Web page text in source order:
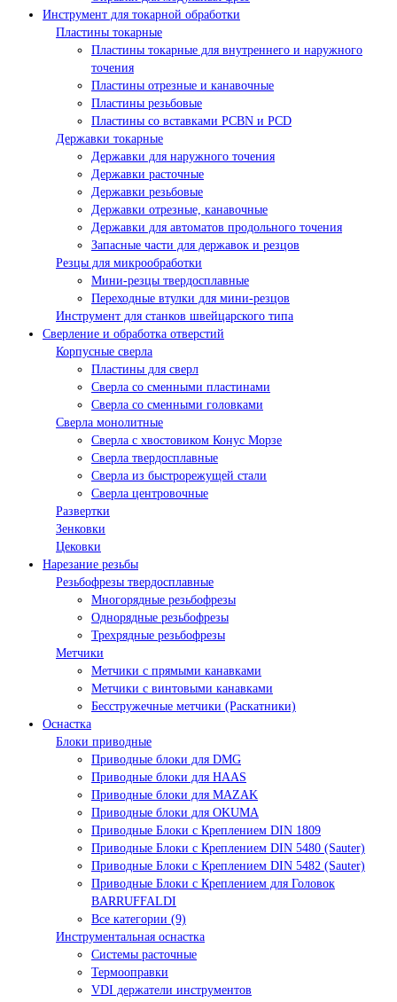
Инструмент для токарной обработки
Пластины токарные
Пластины токарные для внутреннего и наружного
точения
Пластины отрезные и канавочные
Пластины резьбовые
Пластины со вставками PCBN и PCD
Державки токарные
Державки для наружного точения
Державки расточные
Державки резьбовые
Державки отрезные, канавочные
Державки для автоматов продольного точения
Запасные части для державок и резцов
Резцы для микрообработки
Мини-резцы твердосплавные
Переходные втулки для мини-резцов
Инструмент для станков швейцарского типа
Сверление и обработка отверстий
Корпусные сверла
Пластины для сверл
Сверла со сменными пластинами
Сверла со сменными головками
Сверла монолитные
Сверла с хвостовиком Конус Морзе
Сверла твердосплавные
Сверла из быстрорежущей стали
Сверла центровочные
Развертки
Зенковки
Цековки
Нарезание резьбы
Резьбофрезы твердосплавные
Многорядные резьбофрезы
Однорядные резьбофрезы
Трехрядные резьбофрезы
Метчики
Метчики с прямыми канавками
Метчики с винтовыми канавками
Бесстружечные метчики (Раскатники)
Оснастка
Блоки приводные
Приводные блоки для DMG
Приводные блоки для HAAS
Приводные блоки для MAZAK
Приводные блоки для OKUMA
Приводные Блоки с Креплением DIN 1809
Приводные Блоки с Креплением DIN 5480 (Sauter)
Приводные Блоки с Креплением DIN 5482 (Sauter)
Приводные Блоки с Креплением для Головок
BARRUFFALDI
Все категории (9)
Инструментальная оснастка
Системы расточные
Термооправки
VDI держатели инструментов